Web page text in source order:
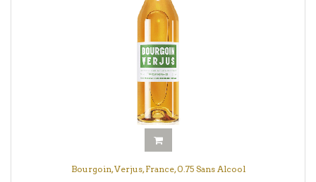
Bourgoin, Verjus, France, 0.75 Sans Alcool